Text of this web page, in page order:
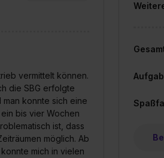
vermittelt können.
die SBG erfolgte
konnte sich eine
bis vier Wochen
ist, dass
möglich. Ab
mich in vielen